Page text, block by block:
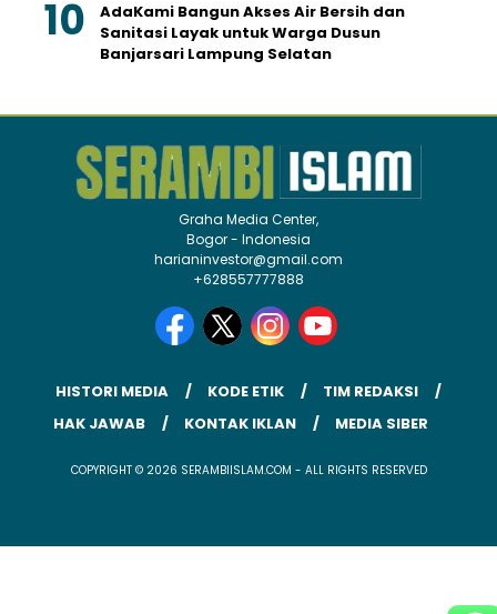
AdaKami Bangun Akses Air Bersih dan
Sanitasi Layak untuk Warga Dusun
Banjarsari Lampung Selatan
Graha Media Center,
Bogor - Indonesia
harianinvestor@gmail.com
+628557777888
HISTORI MEDIA KODE ETIK
TIM REDAKSI
HAK JAWAB
KONTAK IKLAN MEDIA SIBER
COPYRIGHT © 2026 SERAMBIISLAM.COM - ALL RIGHTS RESERVED